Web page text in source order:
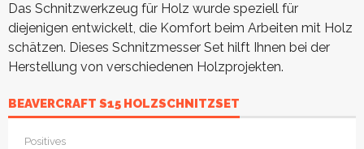
Das Schnitzwerkzeug für Holz wurde speziell für
diejenigen entwickelt, die Komfort beim Arbeiten mit Holz
schätzen. Dieses Schnitzmesser Set hilft Ihnen bei der
Herstellung von verschiedenen Holzprojekten.
BEAVERCRAFT S15 HOLZSCHNITZSET
Positives